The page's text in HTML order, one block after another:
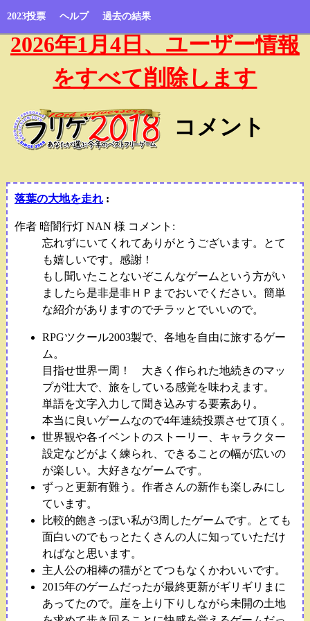
2023投票 ヘルプ 過去の結果
2026年1月4日、ユーザー情報
をすべて削除します
コメント
落葉の大地を走れ:
作者 暗闇行灯 NAN 様 コメント:
忘れずにいてくれてありがとうございます。とて
も嬉しいです。感謝！
もし聞いたことないぞこんなゲームという方がい
ましたら是非是非ＨＰまでおいでください。簡単
な紹介がありますのでチラッとでいいので。
RPGツクール2003製で、各地を自由に旅するゲー
ム。
目指せ世界一周！ 大きく作られた地続きのマッ
プが壮大で、旅をしている感覚を味わえます。
単語を文字入力して聞き込みする要素あり。
本当に良いゲームなので4年連続投票させて頂く。
世界観や各イベントのストーリー、キャラクター
設定などがよく練られ、できることの幅が広いの
が楽しい。大好きなゲームです。
ずっと更新有難う。作者さんの新作も楽しみにし
ています。
比較的飽きっぽい私が3周したゲームです。とても
面白いのでもっとたくさんの人に知っていただけ
ればなと思います。
主人公の相棒の猫がとてつもなくかわいいです。
2015年のゲームだったが最終更新がギリギリまに
あってたので。崖を上り下りしながら未開の土地